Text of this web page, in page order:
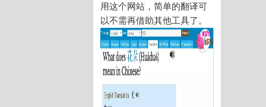
用这个网站，简单的翻译可
以不需再借助其他工具了。